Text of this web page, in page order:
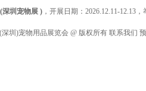
(深圳宠物展 ) ，开展日期：2026.12.11-12.13
深圳)宠物用品展览会 @ 版权所有 联系我们